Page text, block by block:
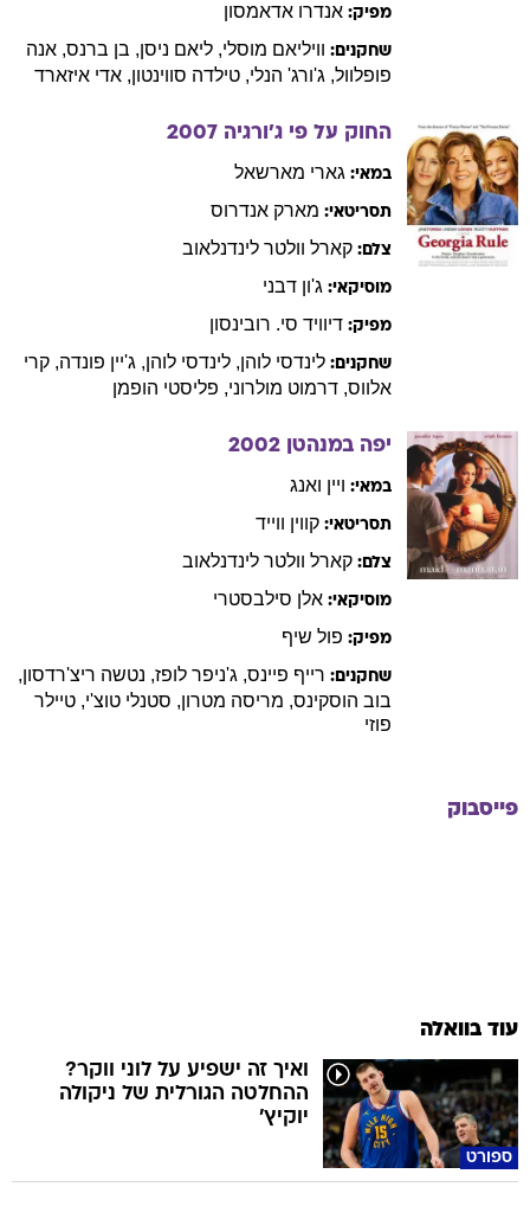
מפיק: אנדרו אדאמסון
שחקנים: וויליאם מוסלי, ליאם ניסן, בן ברנס, אנה
פופלוול, ג'ורג' הנלי, טילדה סווינטון, אדי איזארד
החוק על פי ג'ורגיה 2007
במאי: גארי מארשאל
תסריטאי: מארק אנדרוס
צלם: קארל וולטר לינדנלאוב
מוסיקאי: ג'ון דבני
מפיק: דיוויד סי. רובינסון
שחקנים: לינדסי לוהן, לינדסי לוהן, ג'יין פונדה, קרי
אלווס, דרמוט מולרוני, פליסטי הופמן
יפה במנהטן 2002
במאי: ויין ואנג
תסריטאי: קווין ווייד
צלם: קארל וולטר לינדנלאוב
מוסיקאי: אלן סילבסטרי
מפיק: פול שיף
שחקנים: רייף פיינס, ג'ניפר לופז, נטשה ריצ'רדסון,
בוב הוסקינס, מריסה מטרון, סטנלי טוצ'י, טיילר
פוזי
פייסבוק
עוד בוואלה
ספורט
ואיך זה ישפיע על לוני ווקר?
ההחלטה הגורלית של ניקולה
יוקיץ'